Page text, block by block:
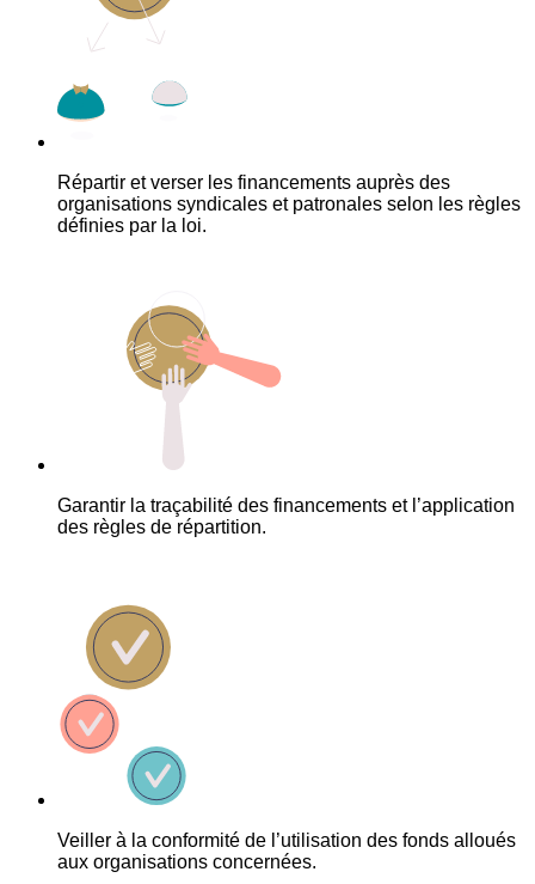
Répartir et verser les financements auprès des
organisations syndicales et patronales selon les règles
définies par la loi.
Garantir la traçabilité des financements et l’application
des règles de répartition.
Veiller à la conformité de l’utilisation des fonds alloués
aux organisations concernées.